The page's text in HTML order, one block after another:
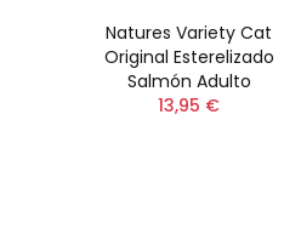
Natures Variety Cat
Original Esterelizado
Salmón Adulto
13,95 €